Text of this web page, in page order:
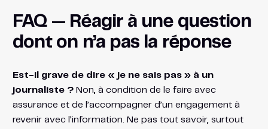
FAQ — Réagir à une question
dont on n’a pas la réponse
Est-il grave de dire « je ne sais pas » à un
journaliste ?Non, à condition de le faire avec
assurance et de l’accompagner d’un engagement à
revenir avec l’information. Ne pas tout savoir, surtout